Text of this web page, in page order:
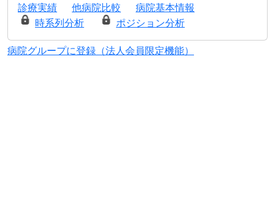
診療実績 他病院比較
病院基本情報
時系列分析
ポジション分析
病院グループに登録（法人会員限定機能）